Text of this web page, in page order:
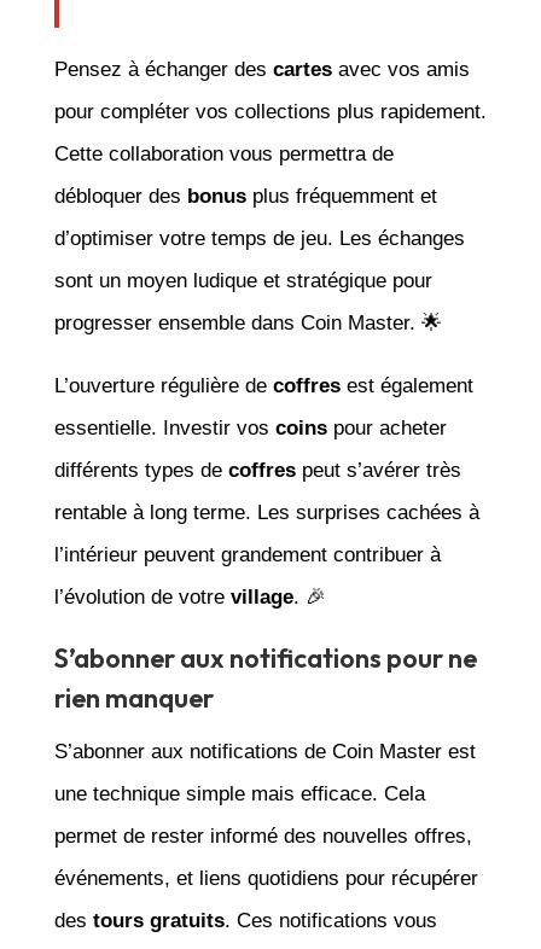
Pensez à échanger des cartesavec vos amis
pour compléter vos collections plus rapidement.
Cette collaboration vous permettra de
débloquer des bonusplus fréquemment et
d’optimiser votre temps de jeu. Les échanges
sont un moyen ludique et stratégique pour
progresser ensemble dans Coin Master. 🌟
L’ouverture régulière de coffresest également
essentielle. Investir vos coinspour acheter
différents types de coffrespeut s’avérer très
rentable à long terme. Les surprises cachées à
l’intérieur peuvent grandement contribuer à
l’évolution de votre village. 🎉
S’abonner aux notifications pour ne
rien manquer
S’abonner aux notifications de Coin Master est
une technique simple mais efficace. Cela
permet de rester informé des nouvelles offres,
événements, et liens quotidiens pour récupérer
des tours gratuits. Ces notifications vous